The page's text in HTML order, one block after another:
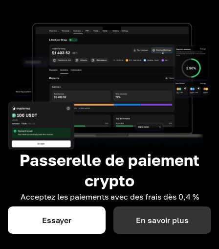
Passerelle de paiement
crypto
Acceptez les paiements avec des frais dès 0,4 %
Essayer En savoir plus